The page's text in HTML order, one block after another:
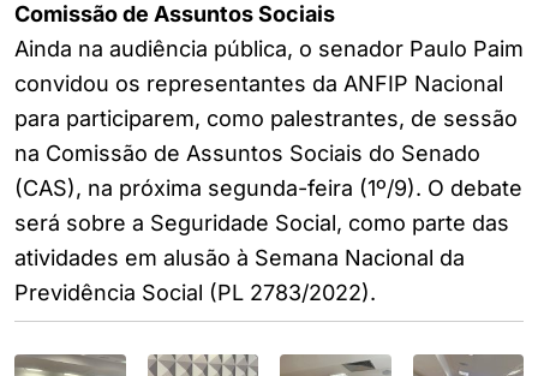
Comissão de Assuntos Sociais
Ainda na audiência pública, o senador Paulo Paim
convidou os representantes da ANFIP Nacional
para participarem, como palestrantes, de sessão
na Comissão de Assuntos Sociais do Senado
(CAS), na próxima segunda-feira (1º/9). O debate
será sobre a Seguridade Social, como parte das
atividades em alusão à Semana Nacional da
Previdência Social (PL 2783/2022).